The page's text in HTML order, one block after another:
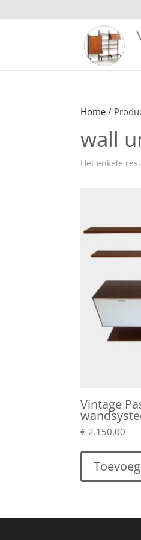
Home /
wall
Het enkele
Vintage
€ 2.150,00